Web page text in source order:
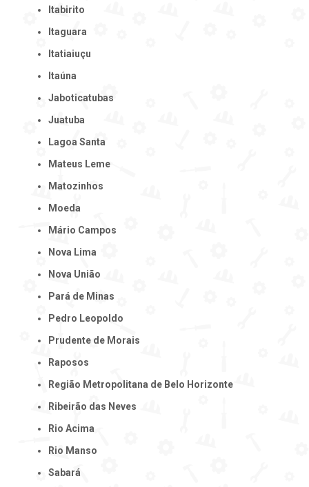
Itabirito
Itaguara
Itatiaiuçu
Itaúna
Jaboticatubas
Juatuba
Lagoa Santa
Mateus Leme
Matozinhos
Moeda
Mário Campos
Nova Lima
Nova União
Pará de Minas
Pedro Leopoldo
Prudente de Morais
Raposos
Região Metropolitana de Belo Horizonte
Ribeirão das Neves
Rio Acima
Rio Manso
Sabará